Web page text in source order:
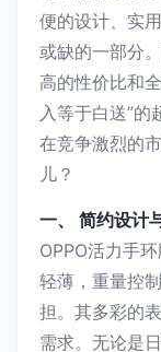
便的设计、实
或缺的一部分
高的性价比和
入等于白送”
在竞争激烈的
儿？
一、 简约设计
OPPO活力手
轻薄，重量控
担。其多彩的
需求。无论是